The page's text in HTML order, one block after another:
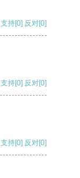
支持[0] 反对[0]
支持[0] 反对[0]
支持[0] 反对[0]